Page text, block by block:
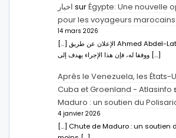
اخبار surÉgypte: Une nouvelle
pour les voyageurs marocains
14 mars 2026
[…] الإعلان عن طريق Ahmed Abdel-Latifسفير مصر بالرباط.
ووفقا له، فإن هذا الإجراء يهدف إلى […]
Après le Venezuela, les États-
Cuba et Groenland - Atlasinfo
Maduro : un soutien du
4 janvier 2026
[…] Chute de Maduro : un soutien